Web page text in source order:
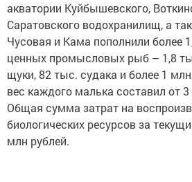
Саратовского водохранилищ, а
Чусовая и Кама пополнили более
ценных промысловых рыб – 1,8
щуки, 82 тыс. судака и более 1 млн
вес каждого малька составил от
Общая сумма затрат на
биологических ресурсов за
млн рублей.